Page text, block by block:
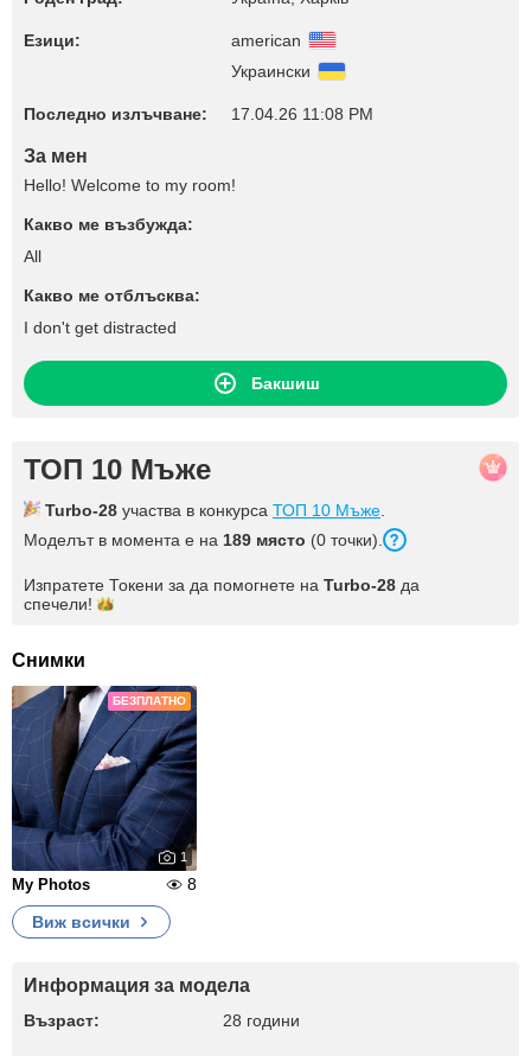
Езици:
american
Украински
Последно излъчване: 17.04.26 11:08 PM
За мен
Hello! Welcome to my room!
Какво ме възбужда:
All
Какво ме отблъсква:
I don't get distracted
Бакшиш
ТОП 10 Мъже
Turbo-28 участва в конкурса ТОП 10 Мъже
Моделът в момента е на 189 място (0 точки).
Изпратете Токени за да помогнете на Turbo-28 да
спечели!
Снимки
БЕЗПЛАТНО
1
My Photos
8
Виж всички
Информация за модела
Възраст: 28 години